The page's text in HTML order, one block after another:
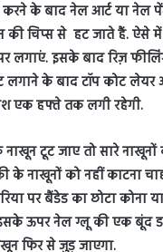
के बाद नेल आर्ट या नेल
की चिप्स से हट जाते हैं.
लगाएं. इसके बाद रिज़
लगाने के बाद टॉप कोट लेयर
एक हफ्ते तक लगी रहेगी.
टूट जाए तो सारे नाखूनों
नाखूनों को नहीं काटना
पर बैंडेड का छोटा कोना
ऊपर नेल ग्लू की एक बूंद
फिर से जुड़ जाएगा.